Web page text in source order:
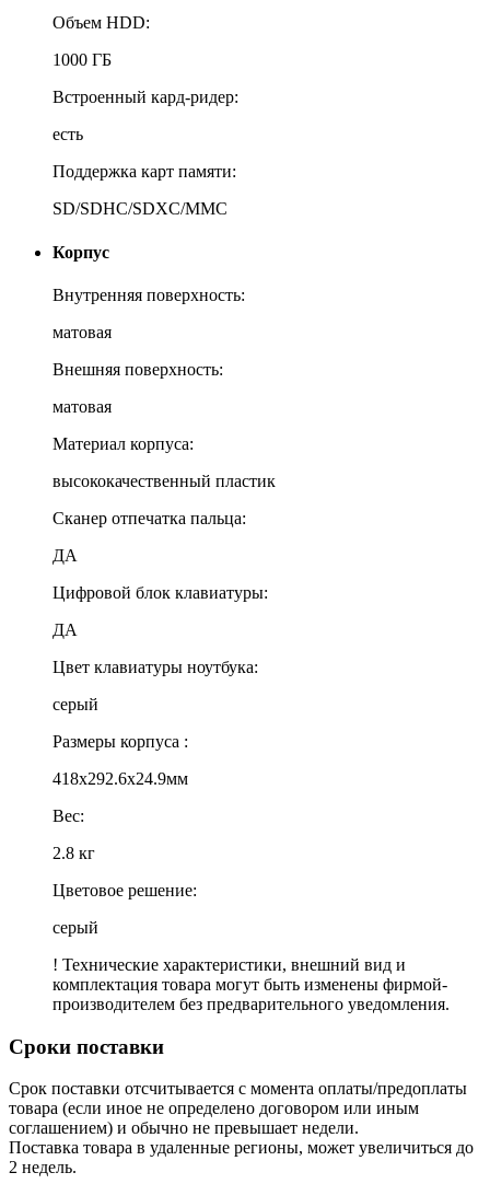
Объем HDD:
1000 ГБ
Встроенный кард-ридер:
есть
Поддержка карт памяти:
SD/SDHC/SDXC/MMC
Корпус
Внутренняя поверхность:
матовая
Внешняя поверхность:
матовая
Материал корпуса:
высококачественный пластик
Сканер отпечатка пальца:
ДА
Цифровой блок клавиатуры:
ДА
Цвет клавиатуры ноутбука:
серый
Размеры корпуса :
418x292.6x24.9мм
Вес:
2.8 кг
Цветовое решение:
серый
! Технические характеристики, внешний вид и
комплектация товара могут быть изменены фирмой-
производителем без предварительного уведомления.
Сроки поставки
Срок поставки отсчитывается с момента оплаты/предоплаты
товара (если иное не определено договором или иным
соглашением) и обычно не превышает недели.
Поставка товара в удаленные регионы, может увеличиться до
2 недель.